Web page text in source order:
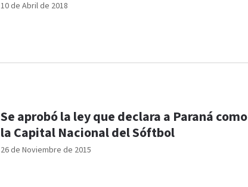
10 de Abril de 2018
26 de Noviembre de 2015
Se aprobó la ley que declara a Paraná como
la Capital Nacional del Sóftbol